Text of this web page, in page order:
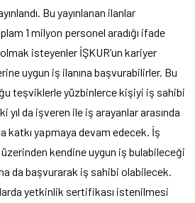
Bu yayınlanan ilanlar
1 milyon personel aradığı ifade
isteyenler İŞKUR’un kariyer
uygun iş ilanına başvurabilirler. Bu
teşviklerle yüzbinlerce kişiyi iş sahibi
yıl da işveren ile iş arayanlar arasında
katkı yapmaya devam edecek. İş
kendine uygun iş bulabileceği
da başvurarak iş sahibi olabilecek.
yetkinlik sertifikası istenilmesi